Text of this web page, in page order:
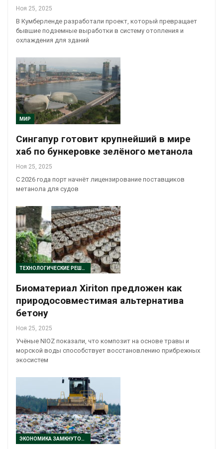
Ноя 25, 2025
В Кумберленде разработали проект, который превращает
бывшие подземные выработки в систему отопления и
охлаждения для зданий
МИР
Сингапур готовит крупнейший в мире
хаб по бункеровке зелёного метанола
Ноя 25, 2025
С 2026 года порт начнёт лицензирование поставщиков
метанола для судов
ТЕХНОЛОГИЧЕСКИЕ РЕШЕНИЯ
Биоматериал Xiriton предложен как
природосовместимая альтернатива
бетону
Ноя 25, 2025
Учёные NIOZ показали, что композит на основе травы и
морской воды способствует восстановлению прибрежных
экосистем
ЭКОНОМИКА ЗАМКНУТОГО ЦИКЛА